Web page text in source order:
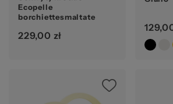
Ecopelle
borchiettesmaltate
229,00 zł